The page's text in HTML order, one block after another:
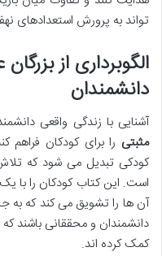
تواند به پرورش استعدادهای
الگوبرداری از
دانشمندان
آشنایی با زندگی واقعی
مثبتی را برای کودکان فراهم
کودکی تبدیل می شود که
است. این کتاب کودکان را با
آن ها را تشویق می کند که به
دانشمندان و محققانی باشند
کمک کرده اند.